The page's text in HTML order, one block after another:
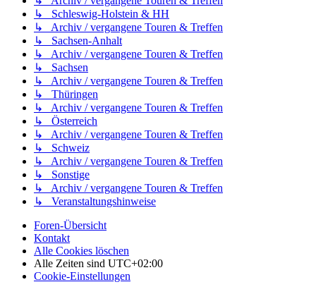
↳ Schleswig-Holstein & HH
↳ Archiv / vergangene Touren & Treffen
↳ Sachsen-Anhalt
↳ Archiv / vergangene Touren & Treffen
↳ Sachsen
↳ Archiv / vergangene Touren & Treffen
↳ Thüringen
↳ Archiv / vergangene Touren & Treffen
↳ Österreich
↳ Archiv / vergangene Touren & Treffen
↳ Schweiz
↳ Archiv / vergangene Touren & Treffen
↳ Sonstige
↳ Archiv / vergangene Touren & Treffen
↳ Veranstaltungshinweise
Foren-Übersicht
Kontakt
Alle Cookies löschen
Alle Zeiten sind UTC+02:00
Cookie-Einstellungen